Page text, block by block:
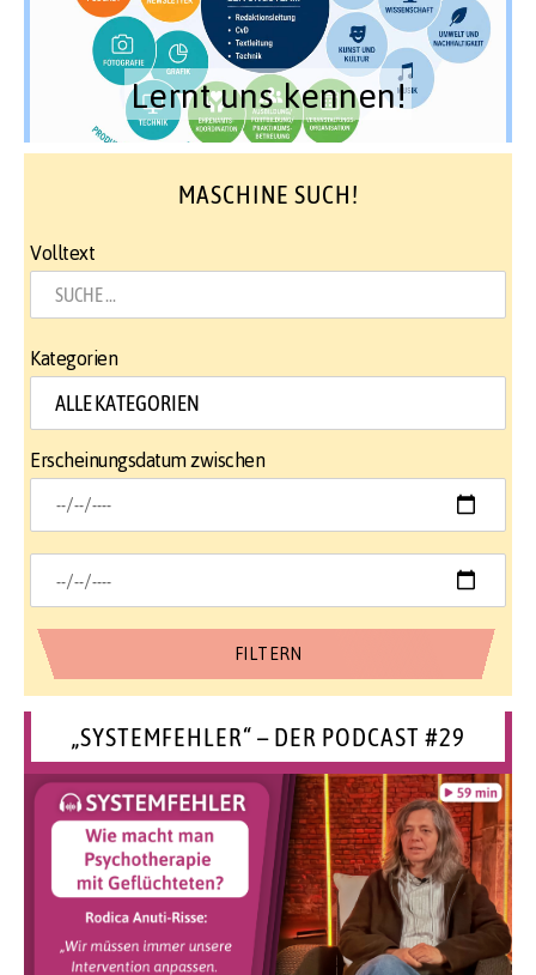
Lernt uns kennen!
MASCHINE SUCH!
Volltext
Kategorien
Erscheinungsdatum zwischen
„SYSTEMFEHLER“ – DER PODCAST #29